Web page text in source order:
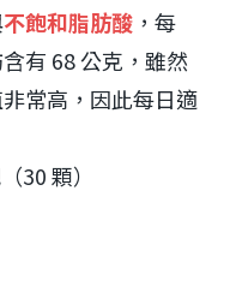
不飽和脂肪酸 ，每
有 68 公克，雖然
常高，因此每日適
30 顆）